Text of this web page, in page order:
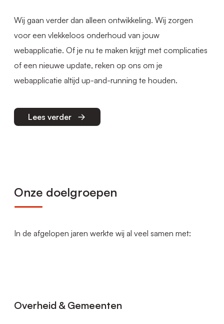
Wij gaan verder dan alleen ontwikkeling. Wij zorgen
voor een vlekkeloos onderhoud van jouw
webapplicatie. Of je nu te maken krijgt met complicaties
of een nieuwe update, reken op ons om je
webapplicatie altijd up-and-running te houden.
Lees verder
Onze doelgroepen
In de afgelopen jaren werkte wij al veel samen met:
Overheid & Gemeenten